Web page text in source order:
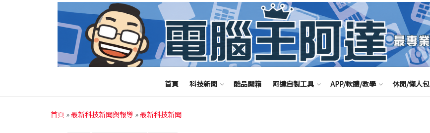
首頁 科技新聞 酷品開箱 阿達自製工具 APP/軟體/教學 休閒/懶人包
首頁 »最新科技新聞與報導 »最新科技新聞